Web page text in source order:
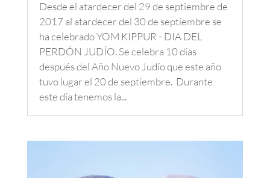
Desde el atardecer del 29 de septiembre de
2017 al atardecer del 30 de septiembre se
ha celebrado YOM KIPPUR - DIA DEL
PERDÓN JUDÍO. Se celebra 10 días
después del Año Nuevo Judío que este año
tuvo lugar el 20 de septiembre. Durante
este día tenemos la...